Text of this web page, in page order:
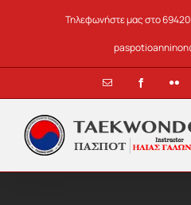
Τηλεφωνήστε μας στο
Email Facebook